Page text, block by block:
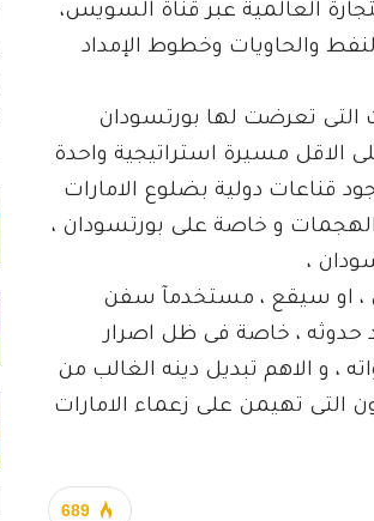
العالمية عبر قناة السويس،
والحاويات وخطوط الإمداد
تعرضت لها بورتسودان
الاقل مسيرة استراتيجية واحدة
قناعات دولية بضلوع الامارات
الهجمات و خاصة على بورتسودان ،
،
، او سيقع ، مستخدمآ سفن
حدوثه ، خاصة فى ظل اصرار
، و الاهم تبديل دينه الغالب من
التى تهيمن على زعماء الامارات
689